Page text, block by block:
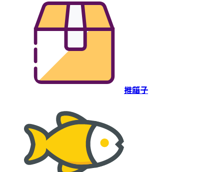
推箱子